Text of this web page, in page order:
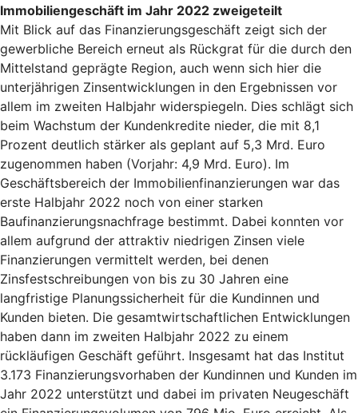
Immobiliengeschäft im Jahr 2022 zweigeteilt
Mit Blick auf das Finanzierungsgeschäft zeigt sich der
gewerbliche Bereich erneut als Rückgrat für die durch den
Mittelstand geprägte Region, auch wenn sich hier die
unterjährigen Zinsentwicklungen in den Ergebnissen vor
allem im zweiten Halbjahr widerspiegeln. Dies schlägt sich
beim Wachstum der Kundenkredite nieder, die mit 8,1
Prozent deutlich stärker als geplant auf 5,3 Mrd. Euro
zugenommen haben (Vorjahr: 4,9 Mrd. Euro). Im
Geschäftsbereich der Immobilienfinanzierungen war das
erste Halbjahr 2022 noch von einer starken
Baufinanzierungsnachfrage bestimmt. Dabei konnten vor
allem aufgrund der attraktiv niedrigen Zinsen viele
Finanzierungen vermittelt werden, bei denen
Zinsfestschreibungen von bis zu 30 Jahren eine
langfristige Planungssicherheit für die Kundinnen und
Kunden bieten. Die gesamtwirtschaftlichen Entwicklungen
haben dann im zweiten Halbjahr 2022 zu einem
rückläufigen Geschäft geführt. Insgesamt hat das Institut
3.173 Finanzierungsvorhaben der Kundinnen und Kunden im
Jahr 2022 unterstützt und dabei im privaten Neugeschäft